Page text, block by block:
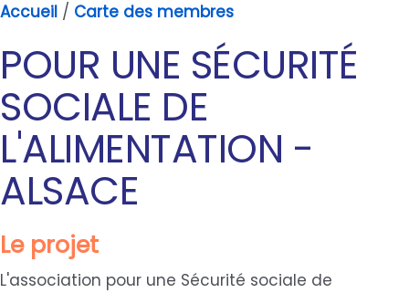
Accueil / Carte des membres
POUR UNE SÉCURITÉ
SOCIALE DE
L'ALIMENTATION -
ALSACE
Le projet
L'association pour une Sécurité sociale de